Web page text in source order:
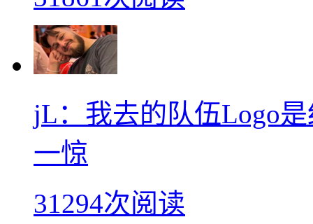
jL：我去的队伍Logo
一惊
31294次阅读